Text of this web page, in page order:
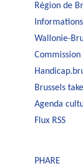
Région de
Wallonie-
Brussels
Agenda
Flux RSS
PHARE